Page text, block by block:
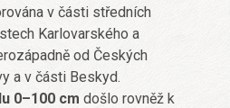
v části středních
Karlovarského a
od Českých
a v části Beskyd.
0–100 cm došlo rovněž k